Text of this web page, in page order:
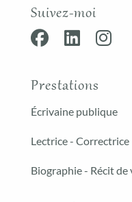
Suivez-moi
Prestations
Écrivaine publique
Lectrice - Correctrice
Biographie - Récit de